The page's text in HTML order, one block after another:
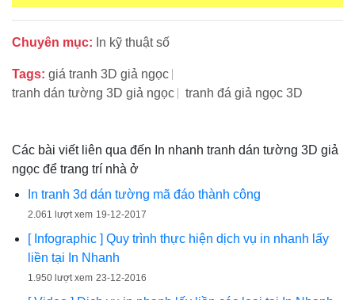
Chuyên mục: In kỹ thuật số
Tags: giá tranh 3D giả ngọc
tranh dán tường 3D giả ngọc
tranh đá giả ngọc 3D
Các bài viết liên qua đến In nhanh tranh dán tường 3D giả
ngọc để trang trí nhà ở
In tranh 3d dán tường mã đáo thành công
2.061 lượt xem 19-12-2017
[ Infographic ] Quy trình thực hiện dịch vụ in nhanh lấy
liền tại In Nhanh
1.950 lượt xem 23-12-2016